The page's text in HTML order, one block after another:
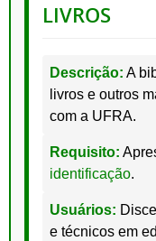
LIVROS
Descrição: A
livros e outros
com a UFRA.
Requisito:
identificação.
Usuários:
e técnicos em